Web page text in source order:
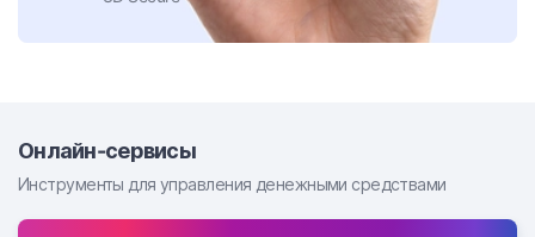
Онлайн-сервисы
Инструменты для управления денежными средствами